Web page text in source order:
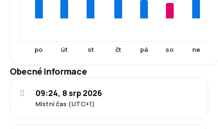
po út st čt pá so ne
Obecné informace
Místní čas (UTC+1)
09:24, 8 srp 2026